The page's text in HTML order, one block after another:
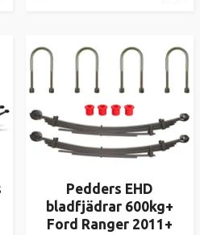
Pedders EHD
bladfjädrar 600kg+
Ford Ranger 2011+